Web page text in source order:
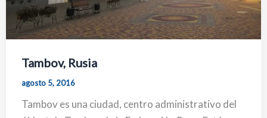
Tambov, Rusia
agosto 5, 2016
Tambov es una ciudad, centro administrativo del